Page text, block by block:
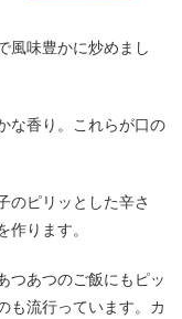
風味豊かに炒めまし
な香り。これらが口の
のピリッとした辛さ
作ります。
つあつのご飯にもピッ
も流行っています。カ